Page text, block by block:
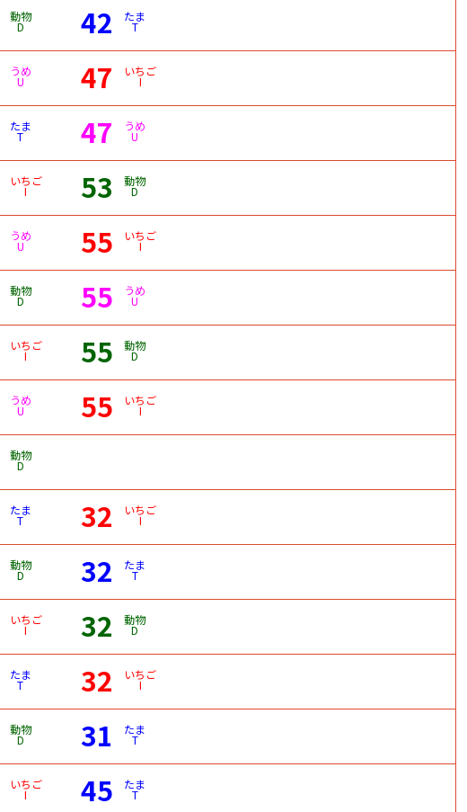
動物
D 42 たま
T
うめ
U 47 いちご
I
たま
T 47 うめ
U
いちご
I 53 動物
D
うめ
U 55 いちご
I
動物
D 55 うめ
U
いちご
I 55 動物
D
うめ
U 55 いちご
I
動物
D
たま
T 32 いちご
I
動物
D 32 たま
T
いちご
I 32 動物
D
たま
T 32 いちご
I
動物
D 31 たま
T
いちご
I 45 たま
T